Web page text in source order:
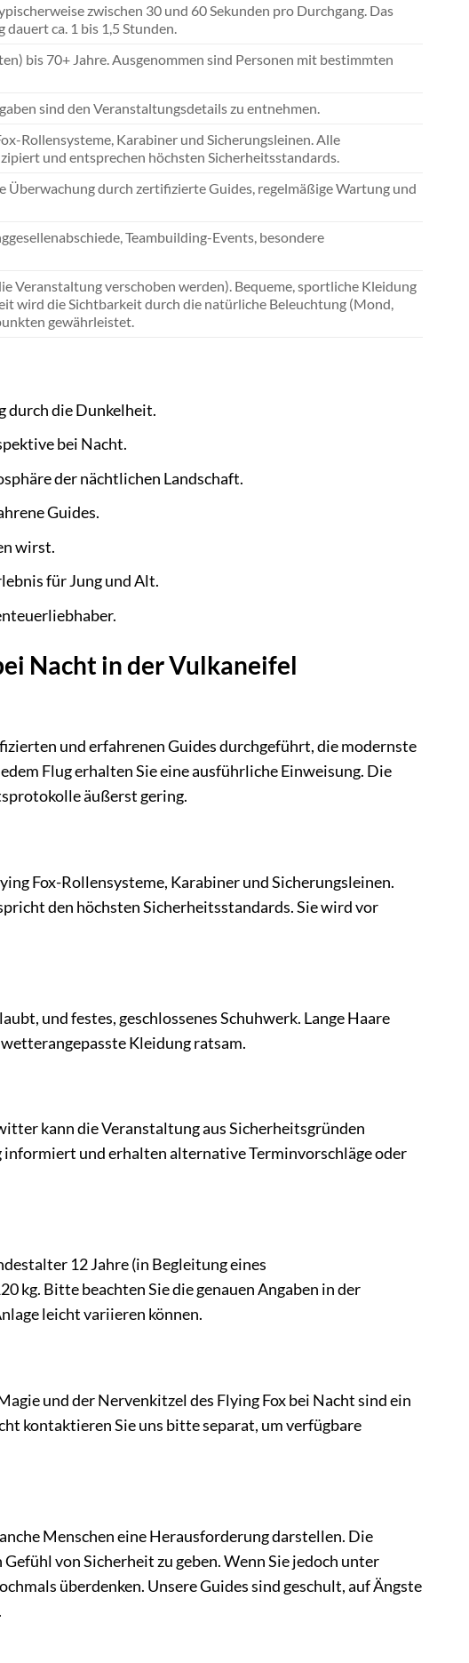
zwischen 30 und 60 Sekunden pro Durchgang. Das
ca. 1 bis 1,5 Stunden.
bis 70+ Jahre. Ausgenommen sind Personen mit bestimmten
sind den Veranstaltungsdetails zu entnehmen.
Rollensysteme, Karabiner und Sicherungsleinen. Alle
und entsprechen höchsten Sicherheitsstandards.
Überwachung durch zertifizierte Guides, regelmäßige Wartung und
Teambuilding-Events, besondere
Veranstaltung verschoben werden). Bequeme, sportliche Kleidung
wird die Sichtbarkeit durch die natürliche Beleuchtung (Mond,
gewährleistet.
durch die Dunkelheit.
bei Nacht.
der nächtlichen Landschaft.
Guides.
wirst.
für Jung und Alt.
Nacht in der Vulkaneifel
und erfahrenen Guides durchgeführt, die modernste
Flug erhalten Sie eine ausführliche Einweisung. Die
äußerst gering.
Fox-Rollensysteme, Karabiner und Sicherungsleinen.
den höchsten Sicherheitsstandards. Sie wird vor
und festes, geschlossenes Schuhwerk. Lange Haare
Kleidung ratsam.
kann die Veranstaltung aus Sicherheitsgründen
informiert und erhalten alternative Terminvorschläge oder
12 Jahre (in Begleitung eines
kg. Bitte beachten Sie die genauen Angaben in der
leicht variieren können.
und der Nervenkitzel des Flying Fox bei Nacht sind ein
kontaktieren Sie uns bitte separat, um verfügbare
Menschen eine Herausforderung darstellen. Die
von Sicherheit zu geben. Wenn Sie jedoch unter
überdenken. Unsere Guides sind geschult, auf Ängste